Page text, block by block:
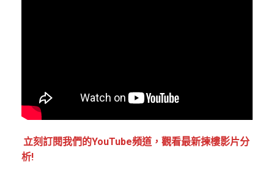
立刻訂閱我們的YouTube頻道，觀看最新揀樓影片分
析!